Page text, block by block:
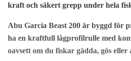
kraft och säkert grepp under hela
Abu Garcia Beast 200 är byggd för
ha en kraftfull lågprofilrulle med
oavsett om du fiskar gädda, gös